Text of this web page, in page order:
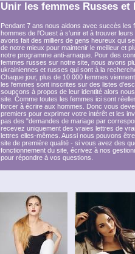
Unir les femmes Russes et
Pendant 7 ans nous aidons avec succès les
hommes de l'Ouest à s'unir et à trouver
avons fait des milliers de gens heureux qui
de notre mieux pour maintenir le meilleur et
notre programme anti-arnaque. Pour des
femmes russes sur notre site, nous avons
ukrainiennes et russes qui sont à la
Chaque jour, plus de 10 000 femmes
les femmes sont inscrites sur des listes
soupçons à propos de leur identité alors
site. Comme toutes les femmes ici sont
forcer à écrire aux hommes. Donc vous
premiers pour exprimer votre intérêt et les
pas des "demandes de mariage par
recevez uniquement des vraies lettres de
lettres elles-mêmes. Aussi nous pouvons
site de première qualité - si vous avez des
fonctionnement du site, écrivez à nos
pour répondre à vos questions.